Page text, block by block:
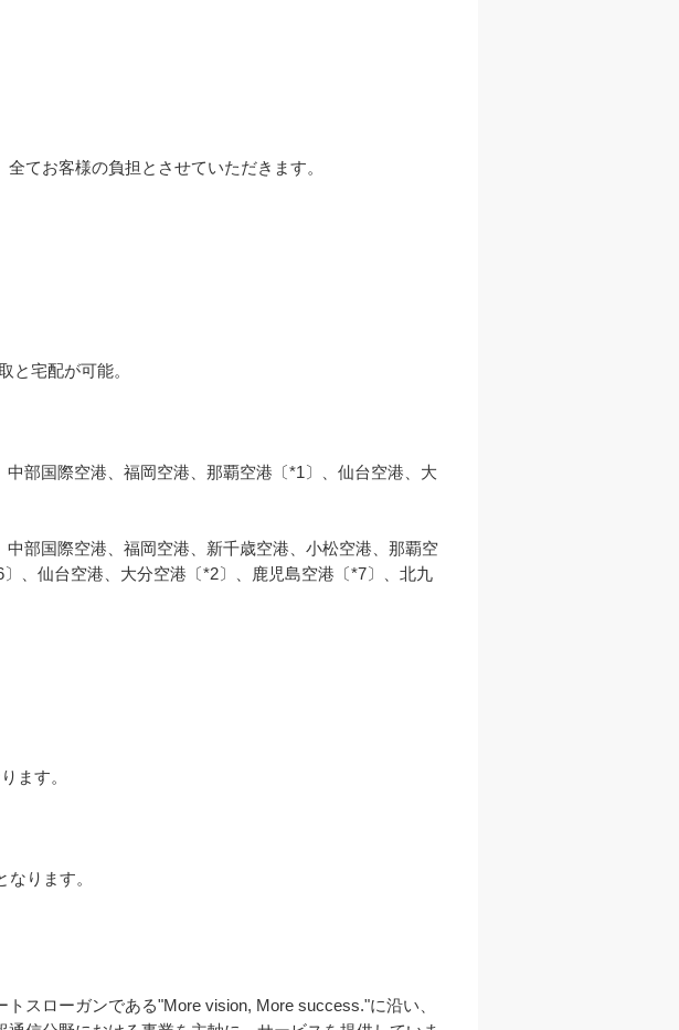
てお客様の負担とさせていただきます。
と宅配が可能。
部国際空港、福岡空港、那覇空港〔*1〕、仙台空港、大
部国際空港、福岡空港、新千歳空港、小松空港、那覇空
、仙台空港、大分空港〔*2〕、鹿児島空港〔*7〕、北九
ます。
ります。
スローガンである"More vision, More success."に沿い、